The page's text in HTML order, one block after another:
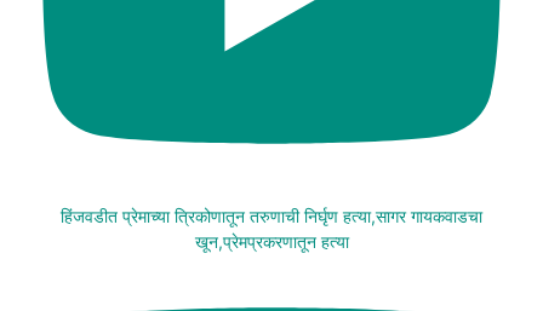
हिंजवडीत प्रेमाच्या त्रिकोणातून तरुणाची निर्घृण हत्या,सागर गायकवाडचा
खून,प्रेमप्रकरणातून हत्या